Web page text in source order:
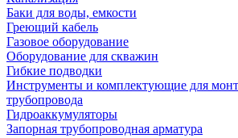
Баки для воды, емкости
Греющий кабель
Газовое оборудование
Оборудование для скважин
Гибкие подводки
Инструменты и комплектующие для
трубопровода
Гидроаккумуляторы
Запорная трубопроводная арматура